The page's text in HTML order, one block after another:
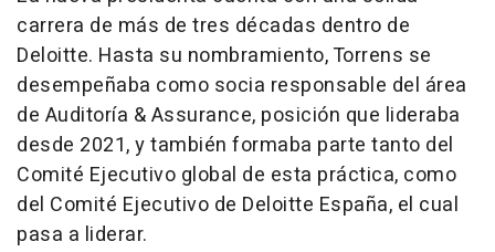
carrera de más de tres décadas dentro de
Deloitte. Hasta su nombramiento, Torrens se
desempeñaba como socia responsable del área
de Auditoría & Assurance, posición que lideraba
desde 2021, y también formaba parte tanto del
Comité Ejecutivo global de esta práctica, como
del Comité Ejecutivo de Deloitte España, el cual
pasa a liderar.